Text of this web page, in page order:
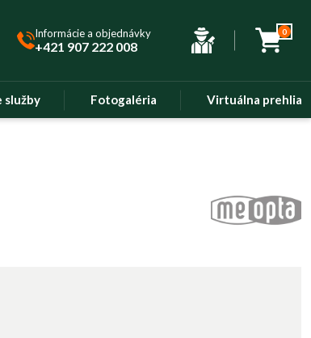
Informácie a objednávky
+421 907 222 008
0
služby Fotogaléria Virtuálna